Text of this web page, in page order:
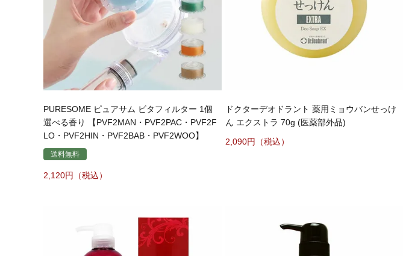
PURESOME ピュアサム ビタフィルター 1個
選べる香り 【PVF2MAN・PVF2PAC・PVF2F
LO・PVF2HIN・PVF2BAB・PVF2WOO】
送料無料
2,120
ドクターデオドラント 薬用ミョウバンせっけ
ん エクストラ 70g (医薬部外品)
2,090